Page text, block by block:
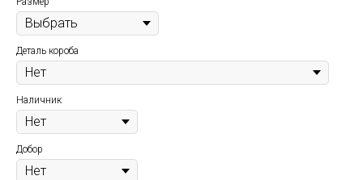
Деталь короба
Наличник
Добор